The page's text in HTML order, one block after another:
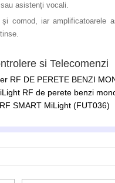
asistenți vocali.
comod, iar amplificatoarele
si Telecomenzi
RF DE PERETE BENZI
RF de perete benzi
SMART MiLight (FUT036)